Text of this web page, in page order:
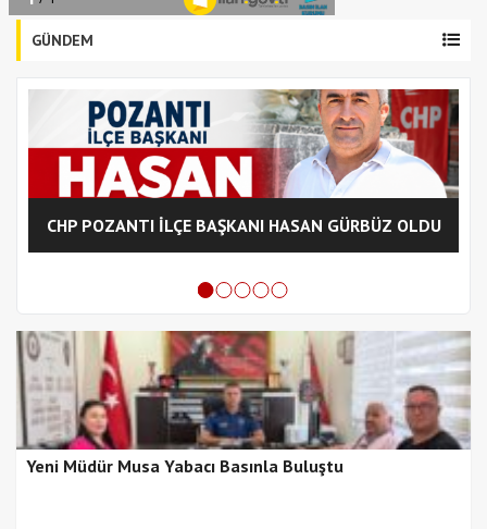
GÜNDEM
CHP POZANTI İLÇE BAŞKANI HASAN GÜRBÜZ OLDU
Yeni Müdür Musa Yabacı Basınla Buluştu